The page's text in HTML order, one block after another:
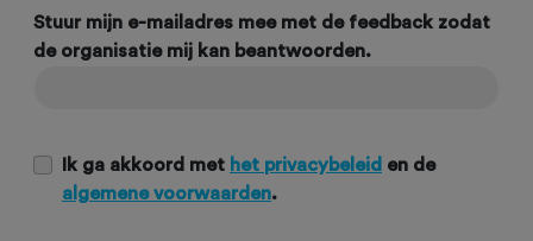
Stuur mijn e-mailadres mee met de feedback zodat
de organisatie mij kan beantwoorden.
Ik ga akkoord met het privacybeleid en de
algemene voorwaarden.